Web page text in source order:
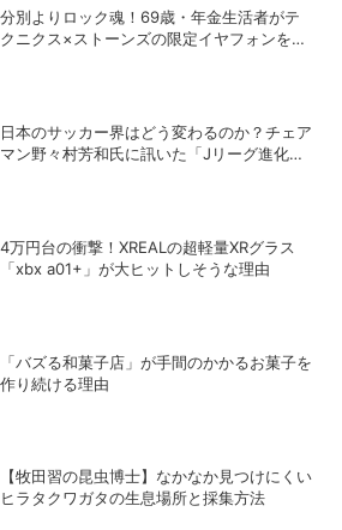
分別よりロック魂！69歳・年金生活者がテ
クニクス×ストーンズの限定イヤフォンを衝
日本のサッカー界はどう変わるのか？チェア
マン野々村芳和氏に訊いた「Jリーグ進化の
4万円台の衝撃！XREALの超軽量XRグラス
「xbx a01+」が大ヒットしそうな理由
「バズる和菓子店」が手間のかかるお菓子を
作り続ける理由
【牧田習の昆虫博士】なかなか見つけにくい
ヒラタクワガタの生息場所と採集方法